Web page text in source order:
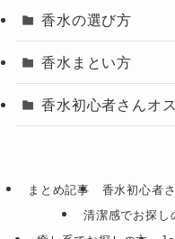
香水の選び方
香水まとい方
香水初心者さんオ
まとめ記事 香水初心者
清潔感でお探し